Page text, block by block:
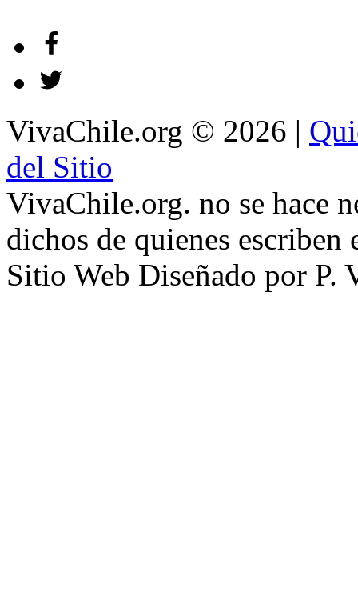
VivaChile.org © 2026 |
del Sitio
VivaChile.org. no se hace
dichos de quienes escriben
Sitio Web Diseñado por